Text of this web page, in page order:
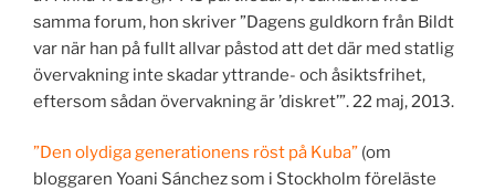
samma forum, hon skriver ”Dagens guldkorn från Bildt
var när han på fullt allvar påstod att det där med statlig
övervakning inte skadar yttrande- och åsiktsfrihet,
eftersom sådan övervakning är ’diskret’”. 22 maj, 2013.
”Den olydiga generationens röst på Kuba” (om
bloggaren Yoani Sánchez som i Stockholm föreläste